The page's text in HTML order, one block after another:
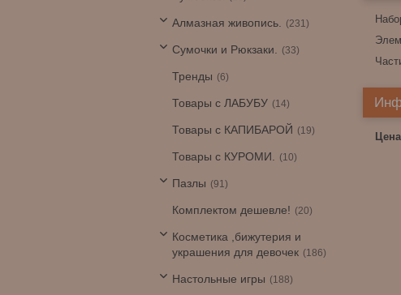
Алмазная живопись. 231
Сумочки и Рюкзаки. 33
Тренды 6
Товары с ЛАБУБУ 14
Товары с КАПИБАРОЙ 19
Товары с КУРОМИ. 10
Пазлы 91
Комплектом дешевле! 20
Косметика ,бижутерия и
украшения для девочек
186
Настольные игры 188